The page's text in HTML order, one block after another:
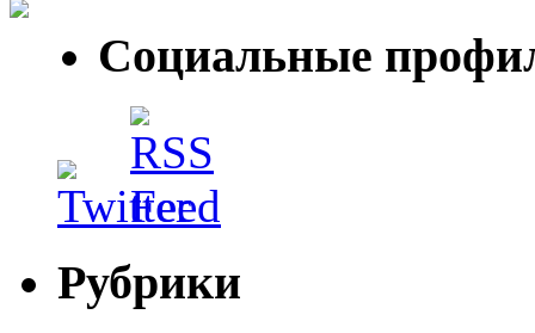
Социальные
Рубрики